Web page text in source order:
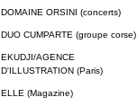
DOMAINE ORSINI (concerts)
DUO CUMPARTE (groupe corse)
EKUDJI/AGENCE
D'ILLUSTRATION (Paris)
ELLE (Magazine)